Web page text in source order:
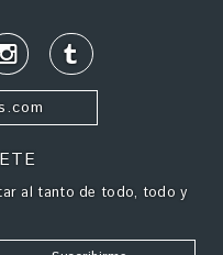
al tanto de todo, todo y